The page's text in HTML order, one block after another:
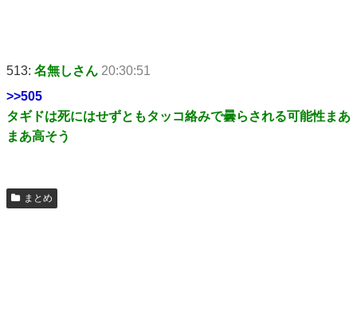
513: 名無しさん 20:30:51
>>505
タギドは死にはせずともタッコ絡みで曇らされる可能性まあ
まあ高そう
まとめ